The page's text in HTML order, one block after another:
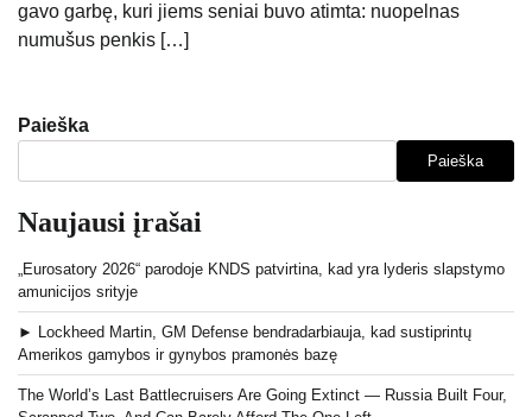
gavo garbę, kuri jiems seniai buvo atimta: nuopelnas
numušus penkis […]
Paieška
Paieška
Naujausi įrašai
„Eurosatory 2026“ parodoje KNDS patvirtina, kad yra lyderis slapstymo
amunicijos srityje
► Lockheed Martin, GM Defense bendradarbiauja, kad sustiprintų
Amerikos gamybos ir gynybos pramonės bazę
The World’s Last Battlecruisers Are Going Extinct — Russia Built Four,